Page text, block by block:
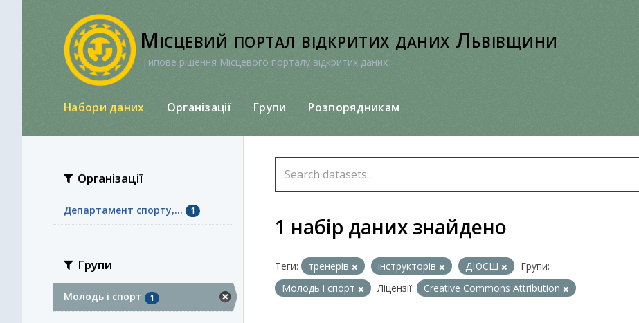
Місцевий портал відкритих даних Львівщини
Типове рішення Місцевого порталу відкритих даних
Набори даних Організації Групи Розпорядникам
Організації
Департамент спорту,... 1
Групи
Молодь i спорт 1
1 набір даних знайдено
Теги: тренерів інструкторів ДЮСШ
Групи:
Молодь i спорт
Ліцензії: Creative Commons Attribution